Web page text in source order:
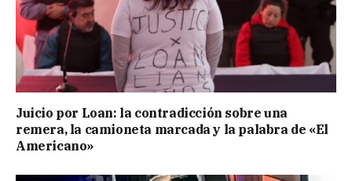
Juicio por Loan: la contradicción sobre una
remera, la camioneta marcada y la palabra de «El
Americano»